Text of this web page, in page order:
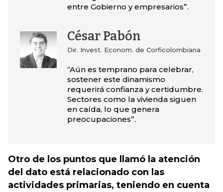
entre Gobierno y empresarios”.
César Pabón
Dir. Invest. Econom. de Corficolombiana
“Aún es temprano para celebrar,
sostener este dinamismo
requerirá confianza y certidumbre.
Sectores como la vivienda siguen
en caída, lo que genera
preocupaciones”.
Otro de los puntos que llamó la atención
del dato está relacionado con las
actividades primarias, teniendo en cuenta